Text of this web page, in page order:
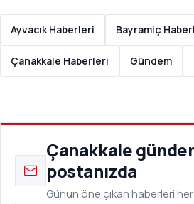
Ayvacık Haberleri Bayramiç
Çanakkale Haberleri Gündem
Çanakkale
postanızda
Günün öne çıkan haberleri